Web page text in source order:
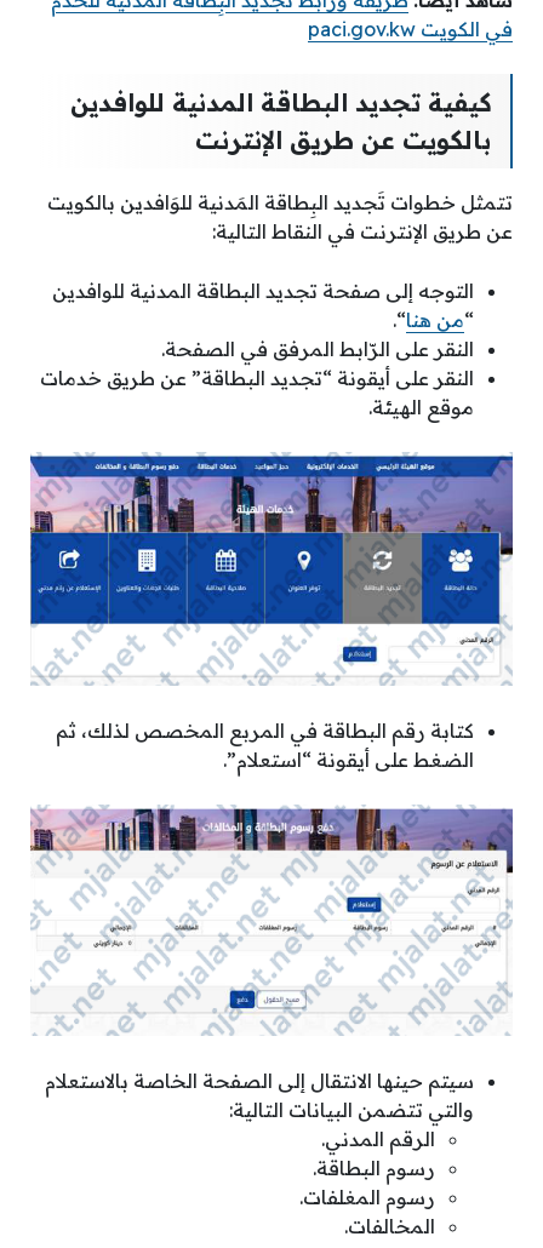
في الكويت paci.gov.kw
كيفية تجديد البطاقة المدنية للوافدين
بالكويت عن طريق الإنترنت
تتمثل خطوات تَجديد البِطاقة المَدنية للوَافدين بالكويت
عن طريق الإنترنت في النقاط التالية:
التوجه إلى صفحة تجديد البطاقة المدنية للوافدين
“من هنا“.
النقر على الرّابط المرفق في الصفحة.
النقر على أيقونة “تجديد البطاقة” عن طريق خدمات
موقع الهيئة.
كتابة رقم البطاقة في المربع المخصص لذلك، ثم
الضغط على أيقونة “استعلام”.
سيتم حينها الانتقال إلى الصفحة الخاصة بالاستعلام
والتي تتضمن البيانات التالية:
الرقم المدني.
رسوم البطاقة.
رسوم المغلفات.
المخالفات.